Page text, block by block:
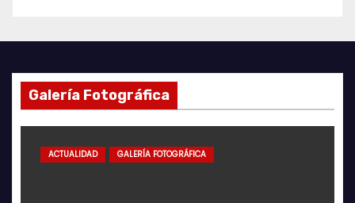
Galería Fotográfica
ACTUALIDAD GALERÍA FOTOGRÁFICA